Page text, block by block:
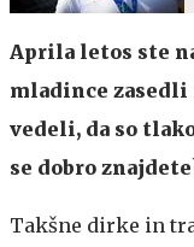
Aprila letos ste
mladince zasedli
vedeli, da so
se dobro
Takšne dirke in